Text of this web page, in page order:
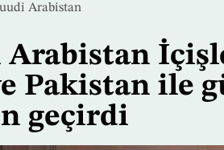
Arabistan
Arabistan
Pakistan ile
geçirdi